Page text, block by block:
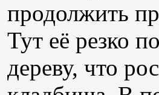
продолжить
Тут её резко
дереву, что